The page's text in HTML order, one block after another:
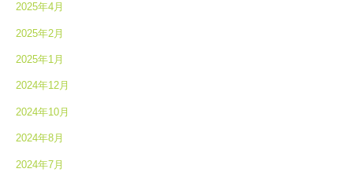
2025年4月
2025年2月
2025年1月
2024年12月
2024年10月
2024年8月
2024年7月